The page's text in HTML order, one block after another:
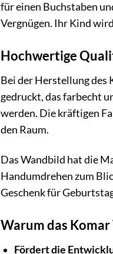
für einen Buchstaben
Vergnügen. Ihr Kind
Hochwertige
Bei der Herstellung des
gedruckt, das farbecht
werden. Die kräftigen
den Raum.
Das Wandbild hat die
Handumdrehen zum
Geschenk für
Warum das
Fördert die